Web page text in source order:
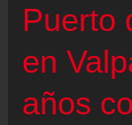
el
a
José
Puerto
en
años